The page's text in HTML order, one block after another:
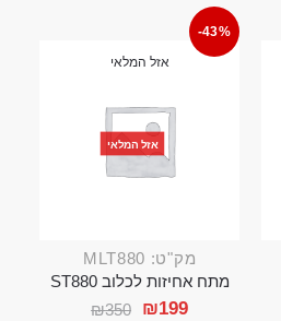
-43%
אזל המלאי
אזל המלאי
מק"ט: MLT880
מתח אחיזות לכלוב ST880
₪350 ₪199